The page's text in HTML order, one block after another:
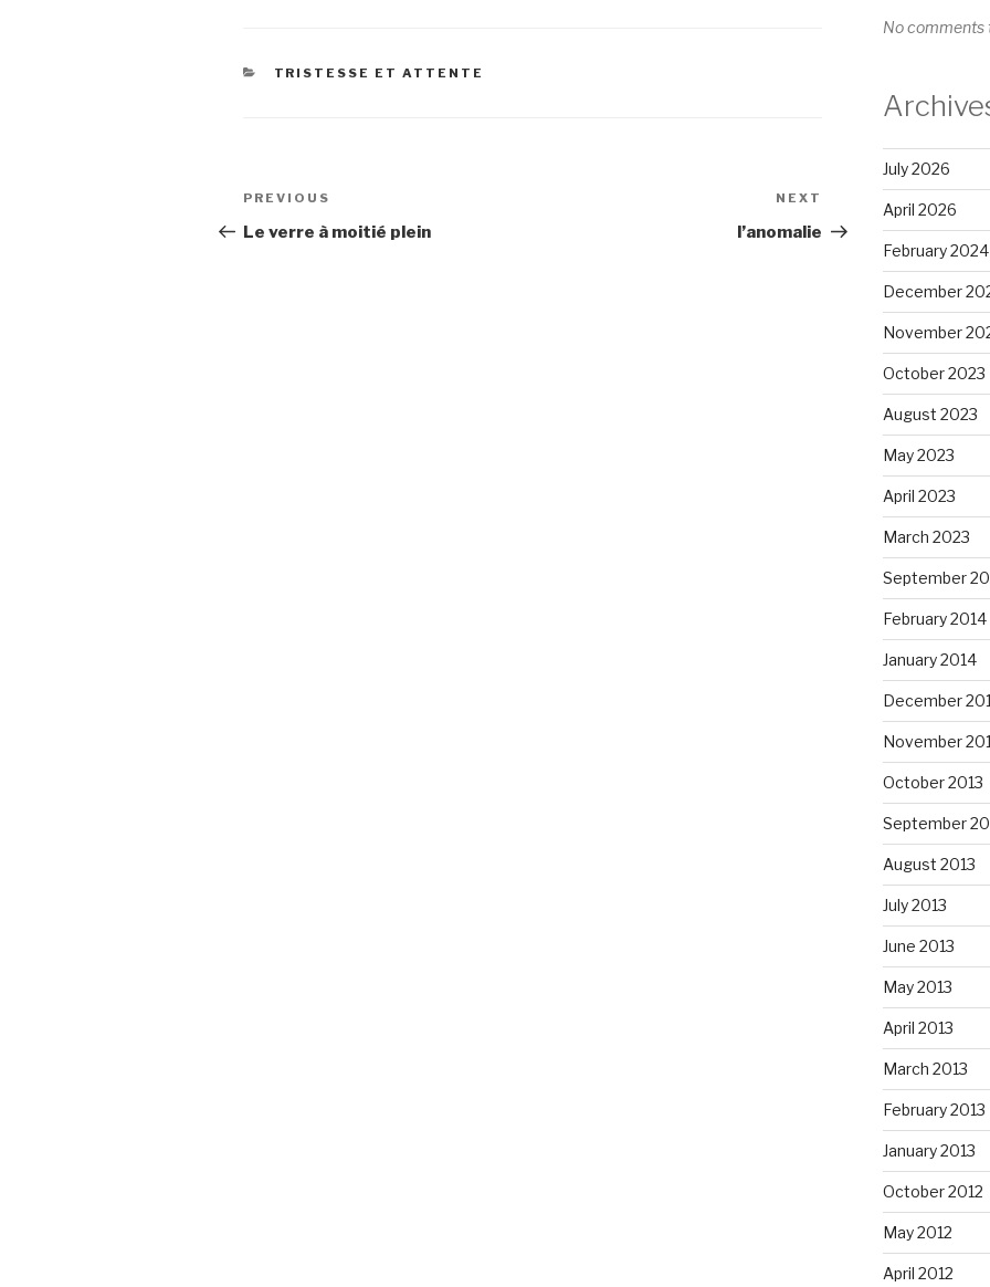
CATEGORIES
TRISTESSE ET ATTENTE
Post
navigation
Previous
Post
PREVIOUS
Le verre à moitié plein
Post
NEXT
l’anomalie
No comments
July 2026
April 2026
February 2024
December
November
October 2023
August 2023
May 2023
April 2023
March 2023
September
February 2014
January 2014
December
November
October 2013
September
August 2013
July 2013
June 2013
May 2013
April 2013
March 2013
February 2013
January 2013
October 2012
May 2012
April 2012